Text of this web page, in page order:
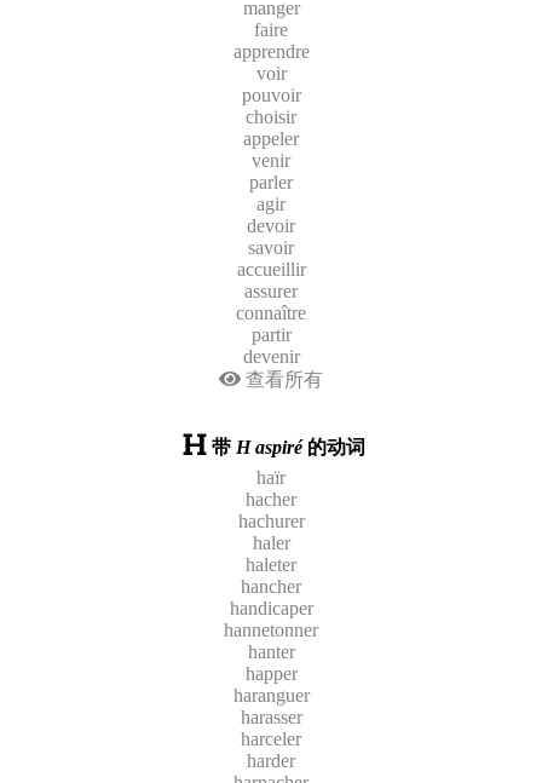
manger
faire
apprendre
voir
pouvoir
choisir
appeler
venir
parler
agir
devoir
savoir
accueillir
assurer
connaître
partir
devenir
查看所有
带 H aspiré的动词
haïr
hacher
hachurer
haler
haleter
hancher
handicaper
hannetonner
hanter
happer
haranguer
harasser
harceler
harder